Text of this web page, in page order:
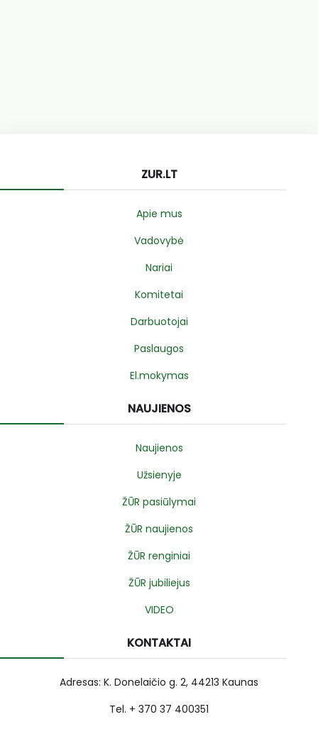
ZUR.LT
Apie mus
Vadovybė
Nariai
Komitetai
Darbuotojai
Paslaugos
El.mokymas
NAUJIENOS
Naujienos
Užsienyje
ŽŪR pasiūlymai
ŽŪR naujienos
ŽŪR renginiai
ŽŪR jubiliejus
VIDEO
KONTAKTAI
Adresas: K. Donelaičio g. 2, 44213 Kaunas
Tel. + 370 37 400351